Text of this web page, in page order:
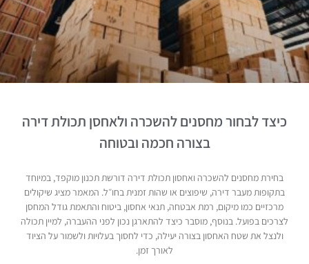
כיצד לבחור מחסנים להשכרה ולאחסן תכולת דירה
בצורה חכמה ובטוחה
בחירת מחסנים להשכרה ואחסון תכולת דירה דורשת תכנון מוקפד, במיוחד
בתקופות מעבר דירה, שיפוצים או שהות זמנית בחו״ל. המאמר מציג שיקולים
מרכזיים כמו מיקום, רמת אבטחה, תנאי אחסון, ביטוח והתאמת גודל המחסן
לצרכים בפועל. בנוסף, מוסבר כיצד להתארגן נכון לפני ההעברה, למיין תכולה
ולנצל את שטח האחסון בצורה יעילה, כדי לחסוך בעלויות ולשמור על הציוד
לאורך זמן.